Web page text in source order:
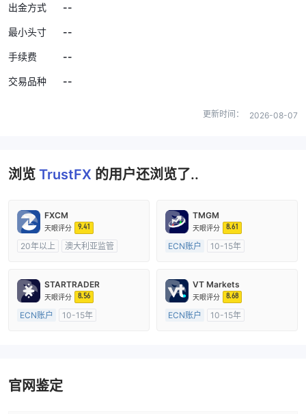
出金方式 --
最小头寸 --
手续费 --
交易品种 --
更新时间： 2026-08-07
浏览 TrustFX 的用户还浏览了..
FXCM
天眼评分 9.41
20年以上
澳大利亚监管
TMGM
天眼评分 8.61
ECN账户
10-15年
主标MT4
STARTRADER
天眼评分 8.56
ECN账户
10-15年
VT Markets
天眼评分 8.68
ECN账户
10-15年
官网鉴定